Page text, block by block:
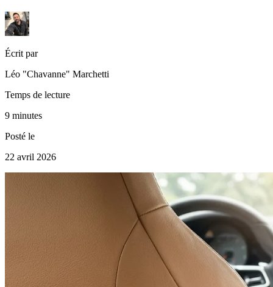
Écrit par
Léo "Chavanne" Marchetti
Temps de lecture
9 minutes
Posté le
22 avril 2026